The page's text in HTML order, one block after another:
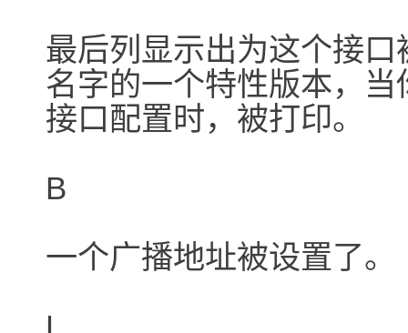
最后列显示出为这个接
名字的一个特性版本，
接口配置时，被打印。
B
一个广播地址被设置了。